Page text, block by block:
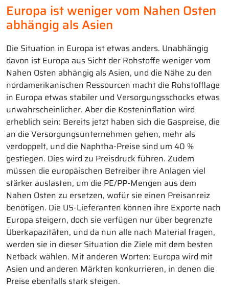
Europa ist weniger vom Nahen Osten
abhängig als Asien
Die Situation in Europa ist etwas anders. Unabhängig
davon ist Europa aus Sicht der Rohstoffe weniger vom
Nahen Osten abhängig als Asien, und die Nähe zu den
nordamerikanischen Ressourcen macht die Rohstofflage
in Europa etwas stabiler und Versorgungsschocks etwas
unwahrscheinlicher. Aber die Kosteninflation wird
erheblich sein: Bereits jetzt haben sich die Gaspreise, die
an die Versorgungsunternehmen gehen, mehr als
verdoppelt, und die Naphtha-Preise sind um 40 %
gestiegen. Dies wird zu Preisdruck führen. Zudem
müssen die europäischen Betreiber ihre Anlagen viel
stärker auslasten, um die PE/PP-Mengen aus dem
Nahen Osten zu ersetzen, wofür sie einen Preisanreiz
benötigen. Die US-Lieferanten können ihre Exporte nach
Europa steigern, doch sie verfügen nur über begrenzte
Überkapazitäten, und da nun alle nach Material fragen,
werden sie in dieser Situation die Ziele mit dem besten
Netback wählen. Mit anderen Worten: Europa wird mit
Asien und anderen Märkten konkurrieren, in denen die
Preise ebenfalls stark steigen.